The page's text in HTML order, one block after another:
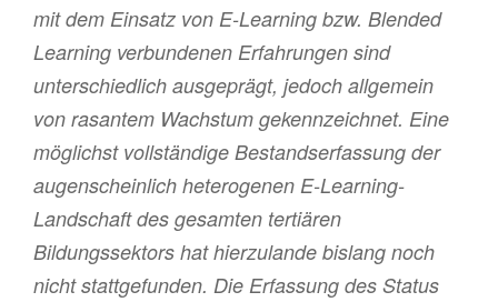
mit dem Einsatz von E-Learning bzw. Blended
Learning verbundenen Erfahrungen sind
unterschiedlich ausgeprägt, jedoch allgemein
von rasantem Wachstum gekennzeichnet. Eine
möglichst vollständige Bestandserfassung der
augenscheinlich heterogenen E-Learning-
Landschaft des gesamten tertiären
Bildungssektors hat hierzulande bislang noch
nicht stattgefunden. Die Erfassung des Status